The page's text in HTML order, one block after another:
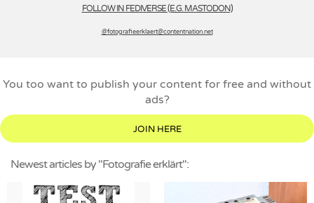
FOLLOW IN FEDIVERSE (E.G. MASTODON)
@fotografieerklaert­@contentnation.net
Newest articles by "Fotografie erklärt":
You too want to publish your content for free and without
ads?
JOIN HERE